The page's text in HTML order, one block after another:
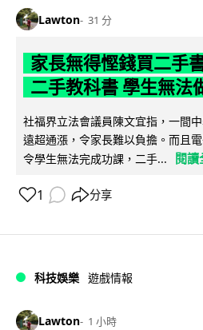
Lawton 31 分
家長無得慳錢買二手
二手教科書 學生無法
社福界立法會議員陳文宜指，一間
遠超通漲，令家長難以負擔。而且
令學生無法完成功課，二手...
閱
1 分享
科技娛樂 遊戲情報
Lawton 1 小時